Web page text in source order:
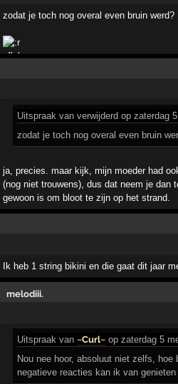
zodat je toch nog overal even bruin werd?
Uitspraak van verwijderd op zaterdag
zodat je toch nog overal even bruin
ja, precies. maar kijk, mijn moeder had
(nog niet trouwens), dus dat neem je dan
gewoon is om bloot te zijn op het strand.
Ik heb 1 string bikini en die gaat dit jaar
melodiii.
Uitspraak van~Curl~ op zaterdag 5
Nou nee hoor, absoluut niet zelfs,
negatieve reacties kan ik van genieten